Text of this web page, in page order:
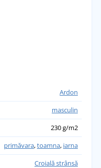
Ardon
masculin
230 g/m2
primăvara,toamna, iarna
Croială strânsă